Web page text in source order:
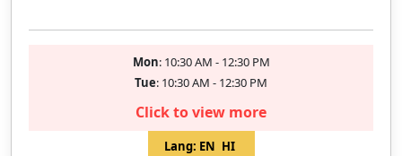
Mon: 10:30 AM - 12:30 PM
Tue: 10:30 AM - 12:30 PM
Click to view more
Lang: EN HI